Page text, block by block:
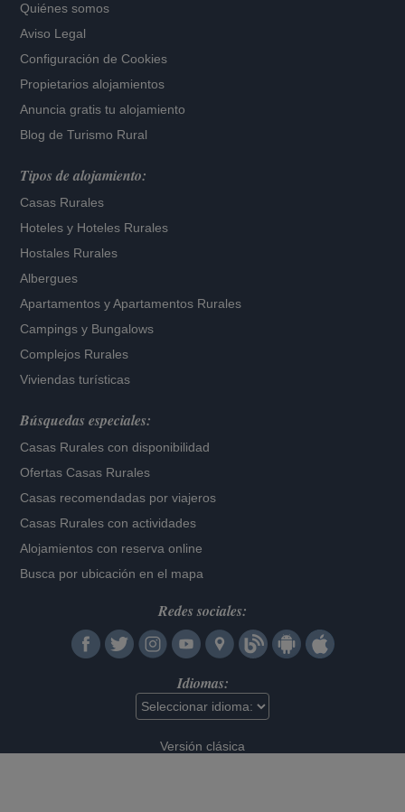
Quiénes somos
Aviso Legal
Configuración de Cookies
Propietarios alojamientos
Anuncia gratis tu alojamiento
Blog de Turismo Rural
Tipos de alojamiento:
Casas Rurales
Hoteles y Hoteles Rurales
Hostales Rurales
Albergues
Apartamentos yApartamentos Rurales
Campings y Bungalows
Complejos Rurales
Viviendas turísticas
Búsquedas especiales:
Casas Rurales con disponibilidad
Ofertas Casas Rurales
Casas recomendadas por viajeros
Casas Rurales con actividades
Alojamientos con reserva online
Busca por ubicación en el mapa
Redes sociales:
Idiomas:
Versión clásica